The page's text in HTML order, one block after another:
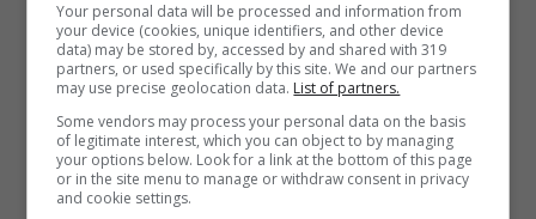
Marc ha potuto vincere molte volte qui, ma
questo è un grande risultato considerando
il punteggio complessivo della stagione.
La combinazione di Marquez e la Honda
RC213V è stata fantastica domenica.
Your personal data will be processed and information from
your device (cookies, unique identifiers, and other device
data) may be stored by, accessed by and shared with 319
partners, or used specifically by this site. We and our partners
may use precise geolocation data. List of partners.
Some vendors may process your personal data on the basis
of legitimate interest, which you can object to by managing
your options below. Look for a link at the bottom of this page
or in the site menu to manage or withdraw consent in privacy
and cookie settings.